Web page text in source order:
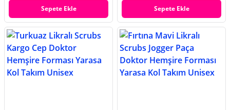
Sepete Ekle Sepete Ekle